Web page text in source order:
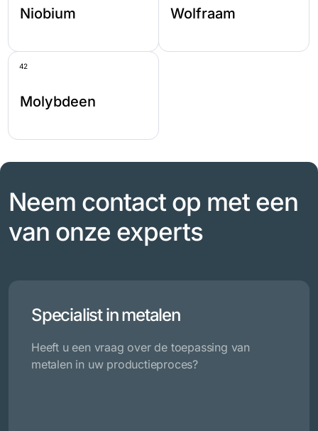
Niobium Wolfraam
42
Molybdeen
Neem contact op met een
van onze experts
Specialist in metalen
Heeft u een vraag over de toepassing van
metalen in uw productieproces?